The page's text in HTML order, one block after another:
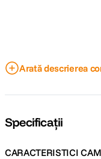
Puteti sa inregistrati
de minute⁵ – mai mult
aplicatia SnapBridge de
Arată descrierea
Specificații
CARACTERISTICI